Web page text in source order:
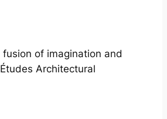
fusion of imagination and
Architectural